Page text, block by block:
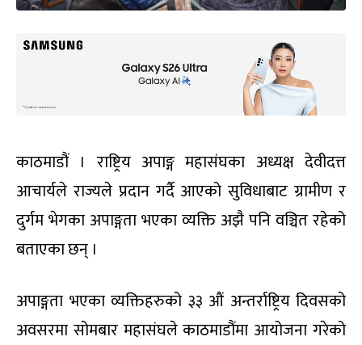
काठमाडौं । राष्ट्रिय अपाङ्ग महासंघका अध्यक्ष देवीदत्त
आचार्यले राज्यले प्रदान गर्दै आएको सुविधाबाट ग्रामीण र
दुर्गम भेगका अपाङ्गता भएका व्यक्ति अझै पनि वञ्चित रहेको
बताएका छन् ।
अपाङ्गता भएका व्यक्तिहरुको ३३ औं अन्तर्राष्ट्रिय दिवसको
अवसरमा सोमबार महासंघले काठमाडौंमा आयोजना गरेको